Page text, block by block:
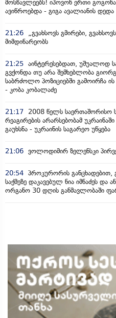
მოსწავლეებს! იპოვონ ერთი
ავიწროებდა - გიგა ავალიანის დედა
21:26
„გვახსოვს გმირები,
მიმდინარეობს
21:25 აინტერესებდათ, უშუალოდ
გვქონდა თუ არა შემხებლობა
საბრძოლო პოზიციებში გამოირჩა
- კობა კობალაძე
21:17
2008 წელს საერთაშორისო
რეაგირების არარსებობამ
გაუხსნა - უკრაინის საგარეო უწყება
21:06 ვოლოდიმირ ზელენსკი
20:54 პროკურორის განცხადებით,
საქმეზე დაკავებულ ნია იმნაძეს და
ორგანო 30 დღის განმავლობაში